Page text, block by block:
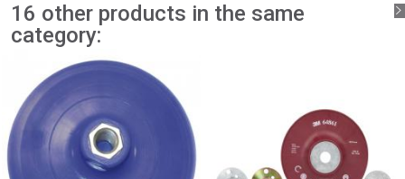
16 other products in the same
category: